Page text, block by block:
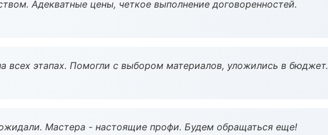
Адекватные цены, четкое выполнение договоренностей.
всех этапах. Помогли с выбором материалов, уложились в бюджет.
Мастера - настоящие профи. Будем обращаться еще!